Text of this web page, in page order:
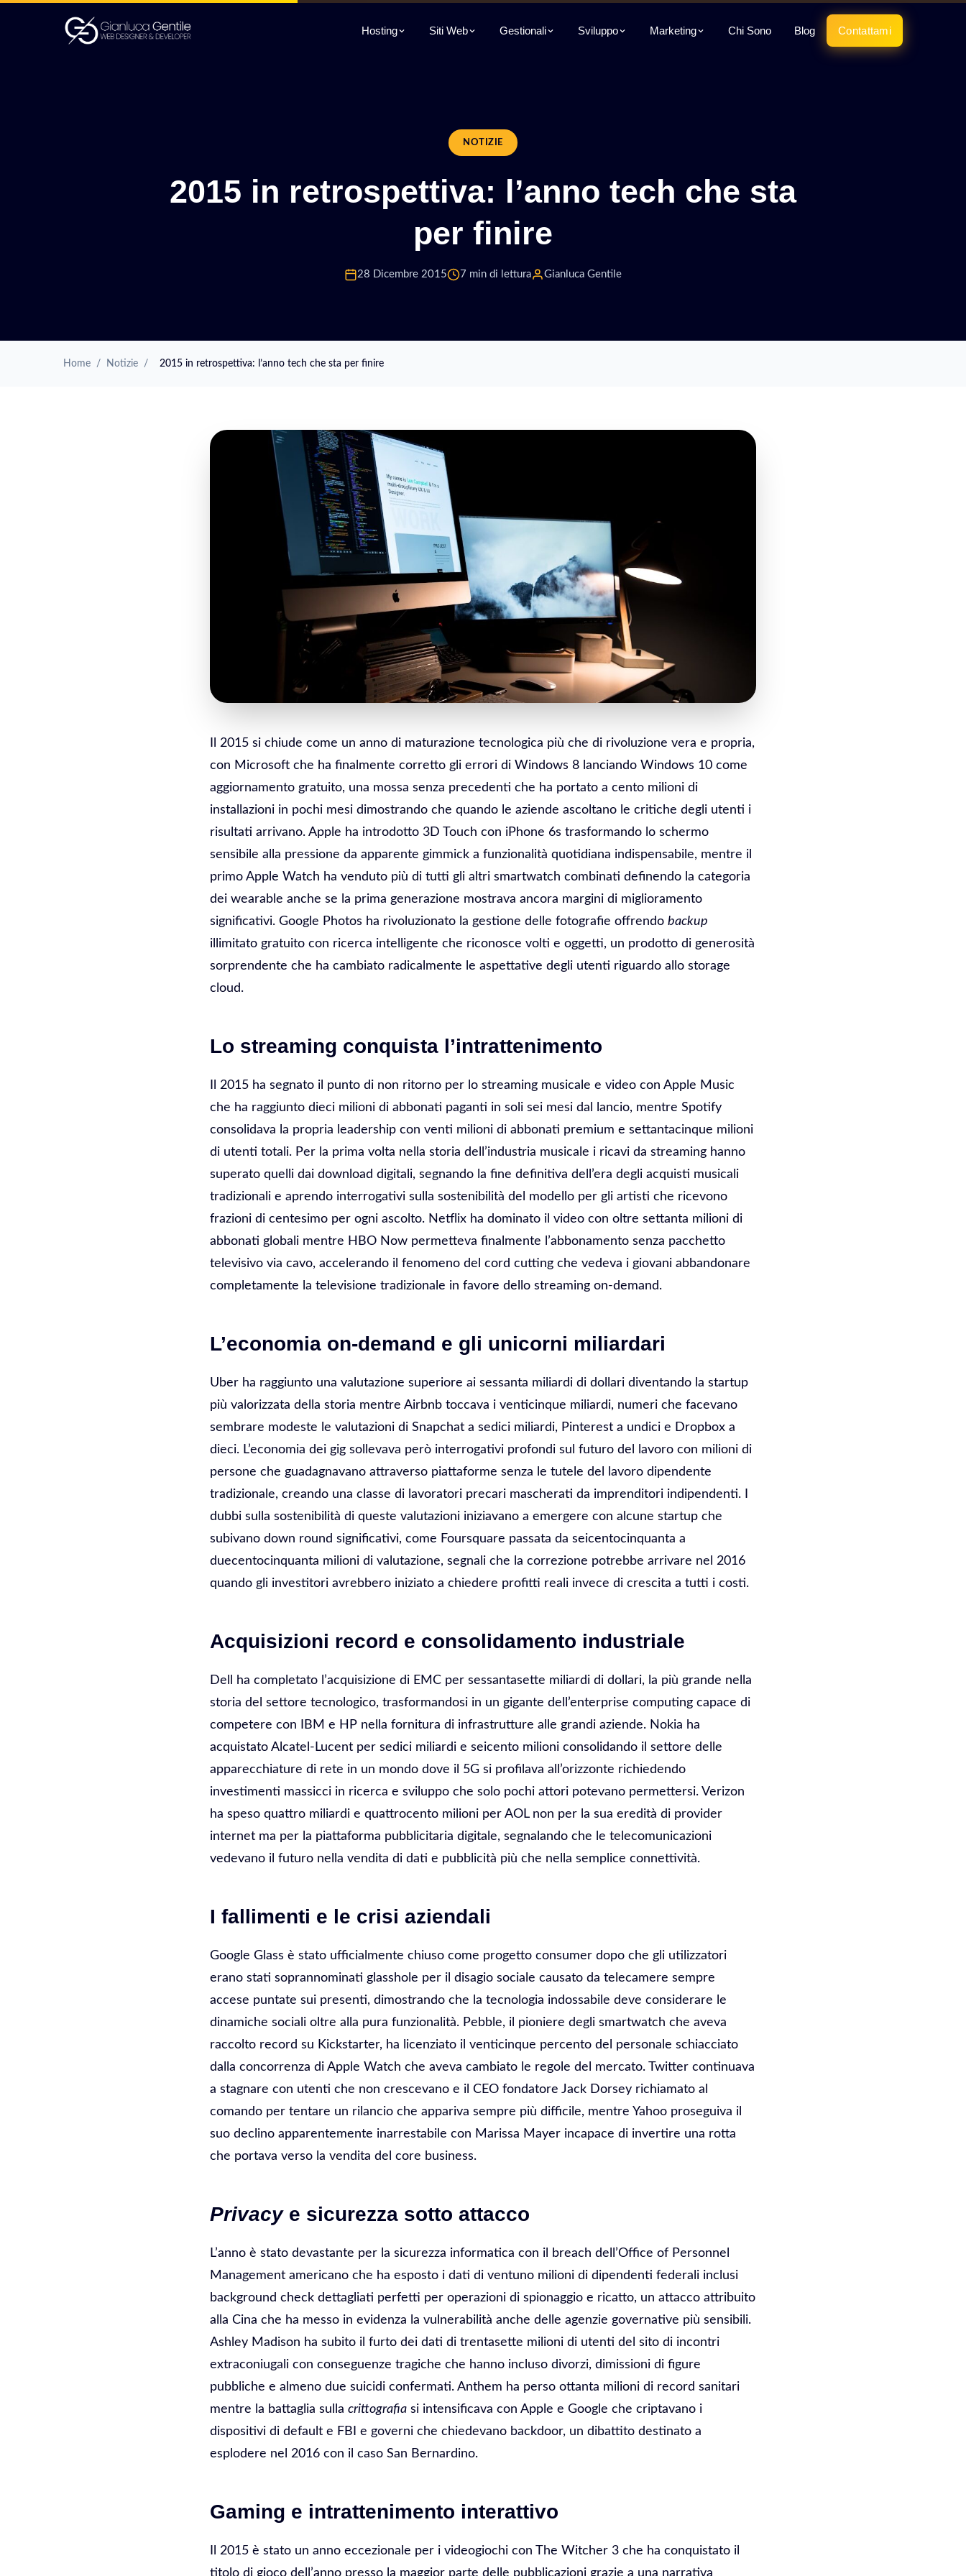
Hosting Siti Web Gestionali Sviluppo Marketing Chi Sono Blog Contattami
NOTIZIE
2015 in retrospettiva: l’anno tech che sta
per finire
28 Dicembre 2015 7 min di lettura Gianluca Gentile
Home / Notizie / 2015 in retrospettiva: l’anno tech che sta per finire
Il 2015 si chiude come un anno di maturazione tecnologica più che di rivoluzione vera e propria,
con Microsoft che ha finalmente corretto gli errori di Windows 8 lanciando Windows 10 come
aggiornamento gratuito, una mossa senza precedenti che ha portato a cento milioni di
installazioni in pochi mesi dimostrando che quando le aziende ascoltano le critiche degli utenti i
risultati arrivano. Apple ha introdotto 3D Touch con iPhone 6s trasformando lo schermo
sensibile alla pressione da apparente gimmick a funzionalità quotidiana indispensabile, mentre il
primo Apple Watch ha venduto più di tutti gli altri smartwatch combinati definendo la categoria
dei wearable anche se la prima generazione mostrava ancora margini di miglioramento
significativi. Google Photos ha rivoluzionato la gestione delle fotografie offrendo backup
illimitato gratuito con ricerca intelligente che riconosce volti e oggetti, un prodotto di generosità
sorprendente che ha cambiato radicalmente le aspettative degli utenti riguardo allo storage
cloud.
Lo streaming conquista l’intrattenimento
Il 2015 ha segnato il punto di non ritorno per lo streaming musicale e video con Apple Music
che ha raggiunto dieci milioni di abbonati paganti in soli sei mesi dal lancio, mentre Spotify
consolidava la propria leadership con venti milioni di abbonati premium e settantacinque milioni
di utenti totali. Per la prima volta nella storia dell’industria musicale i ricavi da streaming hanno
superato quelli dai download digitali, segnando la fine definitiva dell’era degli acquisti musicali
tradizionali e aprendo interrogativi sulla sostenibilità del modello per gli artisti che ricevono
frazioni di centesimo per ogni ascolto. Netflix ha dominato il video con oltre settanta milioni di
abbonati globali mentre HBO Now permetteva finalmente l’abbonamento senza pacchetto
televisivo via cavo, accelerando il fenomeno del cord cutting che vedeva i giovani abbandonare
completamente la televisione tradizionale in favore dello streaming on-demand.
L’economia on-demand e gli unicorni miliardari
Uber ha raggiunto una valutazione superiore ai sessanta miliardi di dollari diventando la startup
più valorizzata della storia mentre Airbnb toccava i venticinque miliardi, numeri che facevano
sembrare modeste le valutazioni di Snapchat a sedici miliardi, Pinterest a undici e Dropbox a
dieci. L’economia dei gig sollevava però interrogativi profondi sul futuro del lavoro con milioni di
persone che guadagnavano attraverso piattaforme senza le tutele del lavoro dipendente
tradizionale, creando una classe di lavoratori precari mascherati da imprenditori indipendenti. I
dubbi sulla sostenibilità di queste valutazioni iniziavano a emergere con alcune startup che
subivano down round significativi, come Foursquare passata da seicentocinquanta a
duecentocinquanta milioni di valutazione, segnali che la correzione potrebbe arrivare nel 2016
quando gli investitori avrebbero iniziato a chiedere profitti reali invece di crescita a tutti i costi.
Acquisizioni record e consolidamento industriale
Dell ha completato l’acquisizione di EMC per sessantasette miliardi di dollari, la più grande nella
storia del settore tecnologico, trasformandosi in un gigante dell’enterprise computing capace di
competere con IBM e HP nella fornitura di infrastrutture alle grandi aziende. Nokia ha
acquistato Alcatel-Lucent per sedici miliardi e seicento milioni consolidando il settore delle
apparecchiature di rete in un mondo dove il 5G si profilava all’orizzonte richiedendo
investimenti massicci in ricerca e sviluppo che solo pochi attori potevano permettersi. Verizon
ha speso quattro miliardi e quattrocento milioni per AOL non per la sua eredità di provider
internet ma per la piattaforma pubblicitaria digitale, segnalando che le telecomunicazioni
vedevano il futuro nella vendita di dati e pubblicità più che nella semplice connettività.
I fallimenti e le crisi aziendali
Google Glass è stato ufficialmente chiuso come progetto consumer dopo che gli utilizzatori
erano stati soprannominati glasshole per il disagio sociale causato da telecamere sempre
accese puntate sui presenti, dimostrando che la tecnologia indossabile deve considerare le
dinamiche sociali oltre alla pura funzionalità. Pebble, il pioniere degli smartwatch che aveva
raccolto record su Kickstarter, ha licenziato il venticinque percento del personale schiacciato
dalla concorrenza di Apple Watch che aveva cambiato le regole del mercato. Twitter continuava
a stagnare con utenti che non crescevano e il CEO fondatore Jack Dorsey richiamato al
comando per tentare un rilancio che appariva sempre più difficile, mentre Yahoo proseguiva il
suo declino apparentemente inarrestabile con Marissa Mayer incapace di invertire una rotta
che portava verso la vendita del core business.
Privacye sicurezza sotto attacco
L’anno è stato devastante per la sicurezza informatica con il breach dell’Office of Personnel
Management americano che ha esposto i dati di ventuno milioni di dipendenti federali inclusi
background check dettagliati perfetti per operazioni di spionaggio e ricatto, un attacco attribuito
alla Cina che ha messo in evidenza la vulnerabilità anche delle agenzie governative più sensibili.
Ashley Madison ha subito il furto dei dati di trentasette milioni di utenti del sito di incontri
extraconiugali con conseguenze tragiche che hanno incluso divorzi, dimissioni di figure
pubbliche e almeno due suicidi confermati. Anthem ha perso ottanta milioni di record sanitari
mentre la battaglia sulla crittografia si intensificava con Apple e Google che criptavano i
dispositivi di default e FBI e governi che chiedevano backdoor, un dibattito destinato a
esplodere nel 2016 con il caso San Bernardino.
Gaming e intrattenimento interattivo
Il 2015 è stato un anno eccezionale per i videogiochi con The Witcher 3 che ha conquistato il
titolo di gioco dell’anno presso la maggior parte delle pubblicazioni grazie a una narrativa